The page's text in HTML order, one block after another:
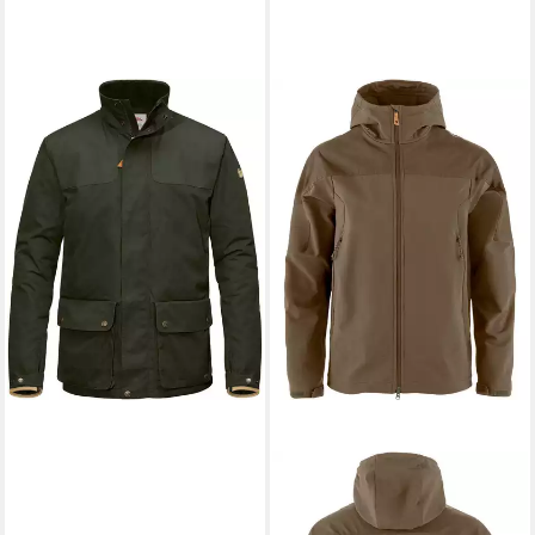
FJÄLLRÄVEN
Funktionsjacke
Jacke Sörmland Padded
343,99 €
UVP
-14%
FJÄLLRÄVEN
Outdoorjacke
Jacke Keb Agile Winter